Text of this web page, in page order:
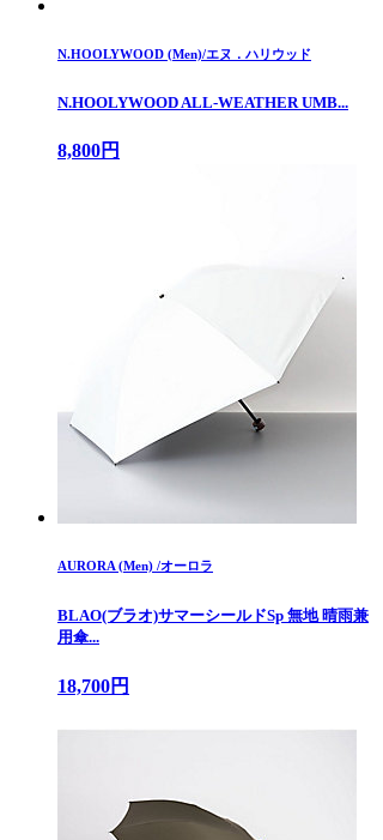
N.HOOLYWOOD (Men)/エヌ．ハリウッド
N.HOOLYWOOD ALL-WEATHER UMB...
8,800円
AURORA (Men) /オーロラ
BLAO(ブラオ)サマーシールドSp 無地 晴雨兼
用傘...
18,700円